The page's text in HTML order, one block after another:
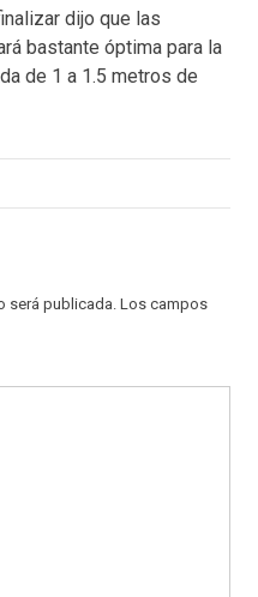
dijo que las
bastante óptima para la
de 1 a 1.5 metros de
será publicada. Los campos